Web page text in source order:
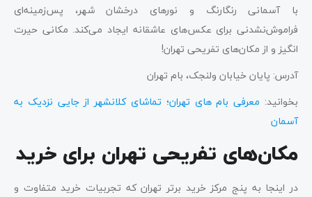
با آسمانی رنگارنگ و نورهای درخشان شهر، پس‌زمینه‌ای
فراموش‌نشدنی برای عکس‌های عاشقانه ایجاد می‌کند. مکانی حیرت
انگیز و از مکان‌های تفریحی تهران!
آدرس: پایان خیابان ولنجک، بام تهران
بخوانید: معرفی بام های تهران؛ تماشای کلانشهر از جایی نزدیک به
آسمان
مکان‌های تفریحی تهران برای خرید
در اینجا به پنج مرکز خرید برتر تهران که تجربیات خرید متفاوت و